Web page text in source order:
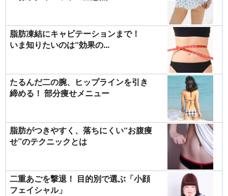
脂肪凍結にキャビテーションまで！
いま知りたいのは“効果の...
たるんだ二の腕、ヒップラインを引き
締める！ 部分痩せメニュー
脂肪がつきやすく、落ちにくい“お腹痩
せ”のテクニックとは
二重あごを撃退！ 目的別で選ぶ「小顔
フェイシャル」